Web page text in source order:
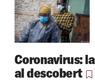
Coronavirus:
al descobert